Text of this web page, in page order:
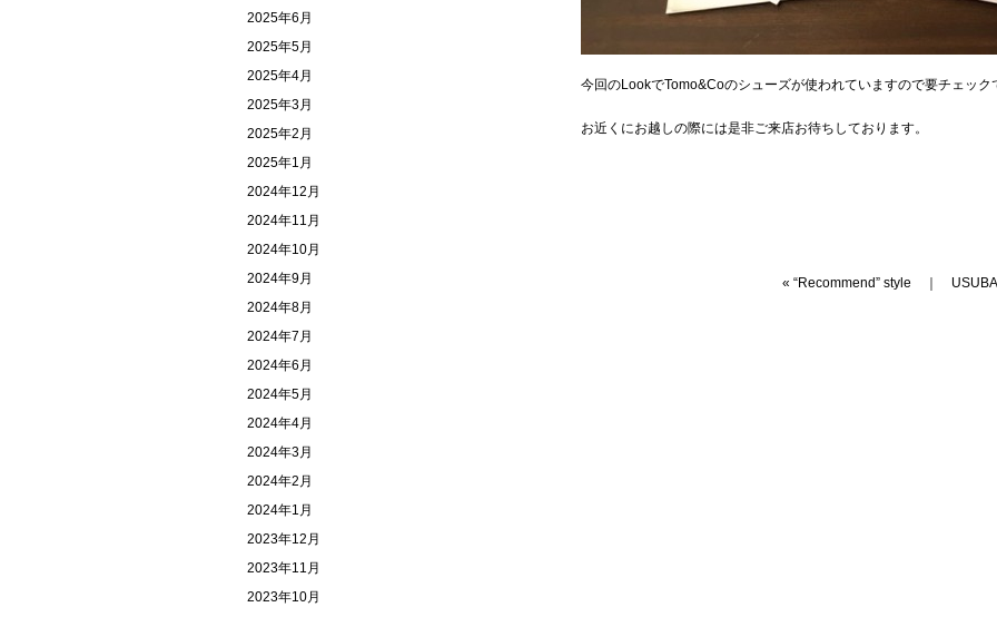
今回のLookでTomo&Coのシューズが使われていますので要チェック
お近くにお越しの際には是非ご来店お待ちしております。
« “Recommend” style
2025年6月
2025年5月
2025年4月
2025年3月
2025年2月
2025年1月
2024年12月
2024年11月
2024年10月
2024年9月
2024年8月
2024年7月
2024年6月
2024年5月
2024年4月
2024年3月
2024年2月
2024年1月
2023年12月
2023年11月
2023年10月